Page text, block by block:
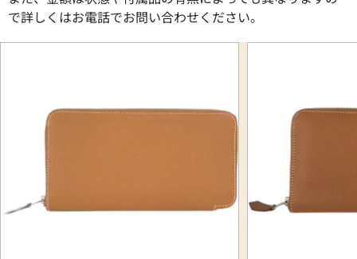
で詳しくはお電話でお問い合わせください。